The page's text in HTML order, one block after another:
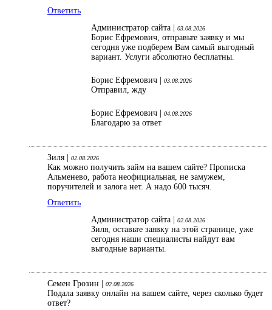
Ответить
Администратор сайта |
03.08.2026
Борис Ефремович, отправьте заявку и мы
сегодня уже подберем Вам самый выгодный
вариант. Услуги абсолютно бесплатны.
Борис Ефремович | 03.08.2026
Отправил, жду
Борис Ефремович | 04.08.2026
Благодарю за ответ
Зиля | 02.08.2026
Как можно получить займ на вашем сайте? Прописка
Альменево, работа неофициальная, не замужем,
поручителей и залога нет. А надо 600 тысяч.
Ответить
Администратор сайта |
02.08.2026
Зиля, оставьте заявку на этой странице, уже
сегодня наши специалисты найдут вам
выгодные варианты.
Семен Грозин | 02.08.2026
Подала заявку онлайн на вашем сайте, через сколько будет
ответ?